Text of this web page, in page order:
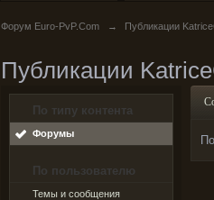
Форум Euro-PvP.Com → Публикации
Публикации
По типу контента
Форумы
По пользователю
Темы и сообщения